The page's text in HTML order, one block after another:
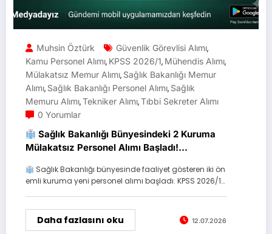
Muhsin Öztürk Güvenlik Görevlisi Alımı,
Kamu Personel Alımı, KPSS 2026/1, Mühendis Alımı,
Mülakatsız Memur Alımı, Sağlık Bakanlığı Memur
Alımı, Sağlık Bakanlığı Personel Alımı, Sağlık
Memuru Alımı,Tekniker Alımı,Tıbbi Sekreter Alımı
0 Yorumlar
Sağlık Bakanlığı Bünyesindeki 2 Kuruma
Mülakatsız Personel Alımı Başladı!
Sağlık Bakanlığı bünyesinde faaliyet gösteren iki ön
emli kuruma yeni personel alımı başladı. KPSS 2026/1…
Daha fazlasını oku 12.07.2026